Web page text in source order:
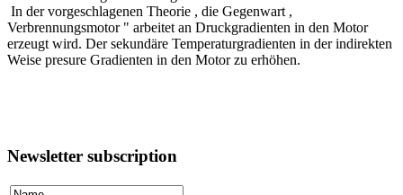
In der vorgeschlagenen Theorie , die Gegenwart ,
Verbrennungsmotor " arbeitet an Druckgradienten in den Motor
erzeugt wird. Der sekundäre Temperaturgradienten in der indirekten
Weise presure Gradienten in den Motor zu erhöhen.
Newsletter subscription